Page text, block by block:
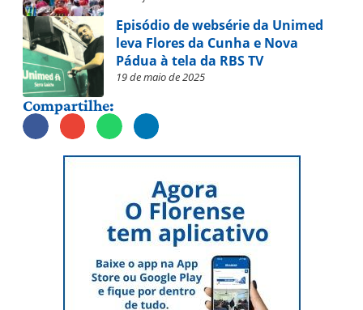
Episódio de websérie da Unimed
leva Flores da Cunha e Nova
Pádua à tela da RBS TV
19 de maio de 2025
Compartilhe: